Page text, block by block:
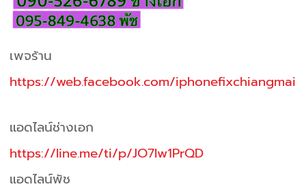
เพจร้าน
https://web.facebook.com/iphonefixchiangmai
แอดไลน์ช่างเอก
https://line.me/ti/p/JO7Iw1PrQD
แอดไลน์พัช